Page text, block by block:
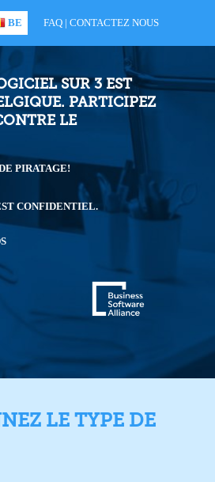
BE FAQ | CONTACTEZ NOUS
SUR 3 EST
PARTICIPEZ
LE
PIRATAGE!
CONFIDENTIEL.
LE TYPE DE